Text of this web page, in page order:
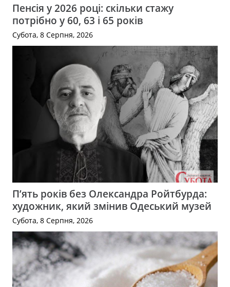
Пенсія у 2026 році: скільки стажу
потрібно у 60, 63 і 65 років
Субота, 8 Серпня, 2026
П’ять років без Олександра Ройтбурда:
художник, який змінив Одеський музей
Субота, 8 Серпня, 2026